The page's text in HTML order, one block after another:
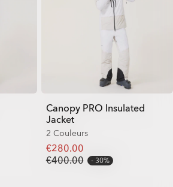
Canopy PRO Insulated
Jacket
2 Couleurs
€280.00
€400.00
30%